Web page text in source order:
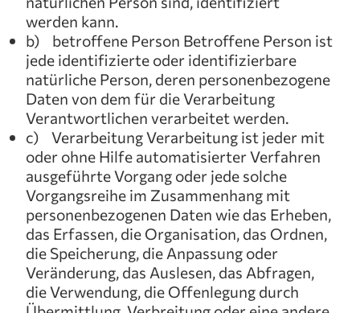
werden kann.
b) betroffene Person Betroffene Person ist
jede identifizierte oder identifizierbare
natürliche Person, deren personenbezogene
Daten von dem für die Verarbeitung
Verantwortlichen verarbeitet werden.
c) Verarbeitung Verarbeitung ist jeder mit
oder ohne Hilfe automatisierter Verfahren
ausgeführte Vorgang oder jede solche
Vorgangsreihe im Zusammenhang mit
personenbezogenen Daten wie das Erheben,
das Erfassen, die Organisation, das Ordnen,
die Speicherung, die Anpassung oder
Veränderung, das Auslesen, das Abfragen,
die Verwendung, die Offenlegung durch